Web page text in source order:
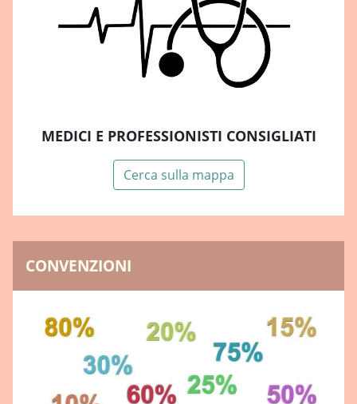
MEDICI E PROFESSIONISTI CONSIGLIATI
Cerca sulla mappa
CONVENZIONI